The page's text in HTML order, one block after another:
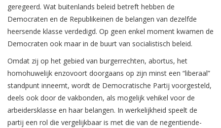
geregeerd. Wat buitenlands beleid betreft hebben de
Democraten en de Republikeinen de belangen van dezelfde
heersende klasse verdedigd. Op geen enkel moment kwamen de
Democraten ook maar in de buurt van socialistisch beleid.
Omdat zij op het gebied van burgerrechten, abortus, het
homohuwelijk enzovoort doorgaans op zijn minst een “liberaal”
standpunt inneemt, wordt de Democratische Partij voorgesteld,
deels ook door de vakbonden, als mogelijk vehikel voor de
arbeidersklasse en haar belangen. In werkelijkheid speelt de
partij een rol die vergelijkbaar is met die van de negentiende-